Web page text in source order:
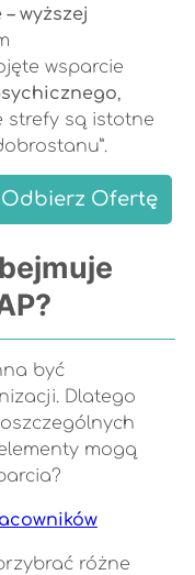
wyższej
wsparcie
,
strefy są istotne
Odbierz Ofertę
być
Dlatego
mogą
różne